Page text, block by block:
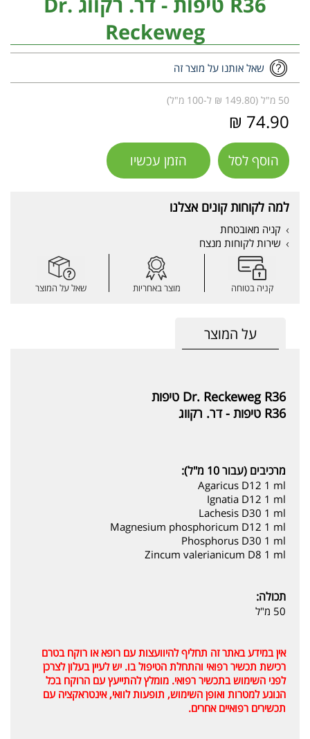
Reckeweg
שאל אותנו על מוצר זה
50 מ"ל (149.80 ₪ ל-100 מ"ל)
74.90 ₪
הוסף לסל הזמן עכשיו
למה לקוחות קונים אצלנו
קניה מאובטחת
שירות לקוחות מנצח
קניה בטוחה מוצר באחריות שאל על המוצר
על המוצר
Dr. Reckeweg R36 טיפות
R36 טיפות - דר. רקווג
מרכיבים (עבור 10 מ"ל):
Agaricus D12 1 ml
Ignatia D12 1 ml
Lachesis D30 1 ml
Magnesium phosphoricum D12 1 ml
Phosphorus D30 1 ml
Zincum valerianicum D8 1 ml
תכולה:
50 מ"ל
אין במידע באתר זה תחליף להיוועצות עם רופא או רוקח בטרם
רכישת תכשיר רפואי והתחלת הטיפול בו. יש לעיין בעלון לצרכן
לפני השימוש בתכשיר רפואי. מומלץ להתייעץ עם הרוקח בכל
הנוגע למטרות ואופן השימוש, תופעות לוואי, אינטראקציה עם
תכשירים רפואיים אחרים.